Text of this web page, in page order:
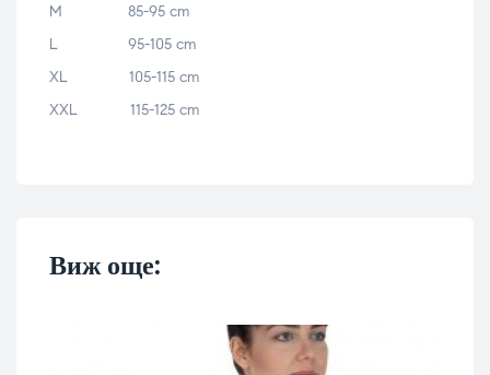
M 85-95 cm
L 95-105 cm
XL 105-115 cm
XXL 115-125 cm
Виж още: